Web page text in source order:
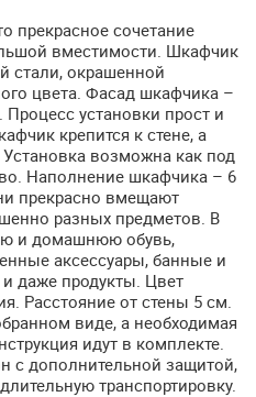
прекрасное сочетание
вместимости. Шкафчик
стали, окрашенной
цвета. Фасад шкафчика –
установки прост и
крепится к стене, а
возможна как под
Наполнение шкафчика – 6
прекрасно вмещают
разных предметов. В
и домашнюю обувь,
аксессуары, банные и
даже продукты. Цвет
Расстояние от стены 5 см.
виде, а необходимая
идут в комплекте.
с дополнительной защитой,
транспортировку.